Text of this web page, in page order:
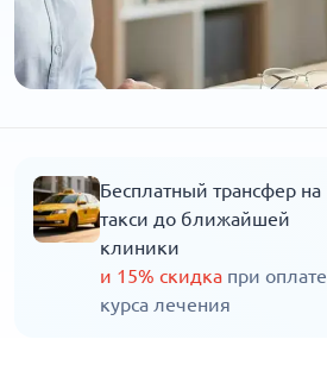
Бесплатный трансфер на
такси до ближайшей
клиники
и 15% скидка при оплате
курса лечения